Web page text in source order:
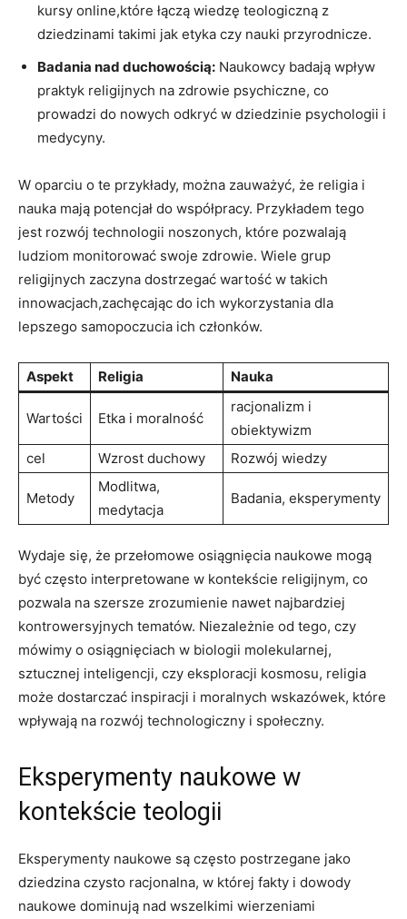
kursy online,które łączą wiedzę teologiczną z
dziedzinami takimi jak etyka czy nauki przyrodnicze.
Badania nad duchowością: Naukowcy badają wpływ
praktyk religijnych na zdrowie psychiczne, co
prowadzi do nowych odkryć w dziedzinie psychologii i
medycyny.
W oparciu o te przykłady, można zauważyć, że religia i
nauka mają potencjał do współpracy. Przykładem tego
jest rozwój technologii noszonych, które pozwalają
ludziom monitorować swoje zdrowie. Wiele grup
religijnych zaczyna dostrzegać wartość w takich
innowacjach,zachęcając do ich wykorzystania dla
lepszego samopoczucia ich członków.
Aspekt Religia Nauka
Wartości Etka i moralność
racjonalizm i
obiektywizm
cel
Wzrost duchowy Rozwój wiedzy
Metody
Modlitwa,
medytacja
Badania, eksperymenty
Wydaje się, że przełomowe osiągnięcia naukowe mogą
być często interpretowane w kontekście religijnym, co
pozwala na szersze zrozumienie nawet najbardziej
kontrowersyjnych tematów. Niezależnie od tego, czy
mówimy o osiągnięciach w biologii molekularnej,
sztucznej inteligencji, czy eksploracji kosmosu, religia
może dostarczać inspiracji i moralnych wskazówek, które
wpływają na rozwój technologiczny i społeczny.
Eksperymenty naukowe w
kontekście teologii
Eksperymenty naukowe są często postrzegane jako
dziedzina czysto racjonalna, w której fakty i dowody
naukowe dominują nad wszelkimi wierzeniami